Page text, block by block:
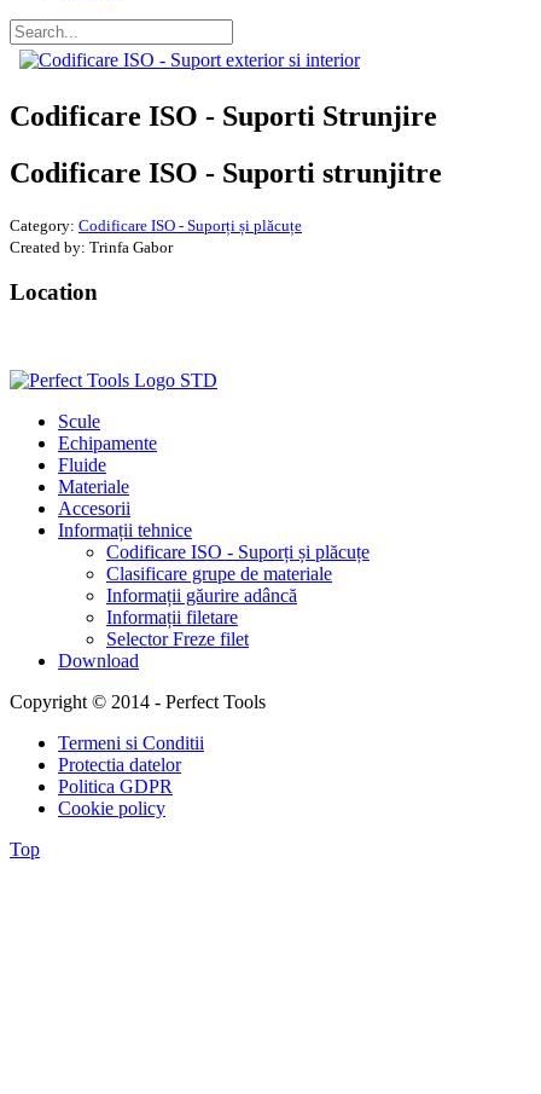
Codificare ISO - Suporti Strunjire
Codificare ISO - Suporti strunjitre
Category: Codificare ISO - Suporți și plăcuțe
Created by: Trinfa Gabor
Location
Scule
Echipamente
Fluide
Materiale
Accesorii
Informații tehnice
Codificare ISO - Suporți și plăcuțe
Clasificare grupe de materiale
Informații găurire adâncă
Informații filetare
Selector Freze filet
Download
Copyright © 2014 - Perfect Tools
Termeni si Conditii
Protectia datelor
Politica GDPR
Cookie policy
Top